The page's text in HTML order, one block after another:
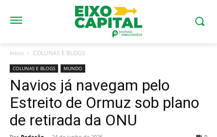
Início COLUNAS E BLOGS
COLUNAS E BLOGS MUNDO
Navios já navegam pelo
Estreito de Ormuz sob plano
de retirada da ONU